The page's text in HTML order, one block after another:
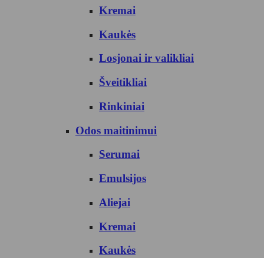
Kremai
Kaukės
Losjonai ir valikliai
Šveitikliai
Rinkiniai
Odos maitinimui
Serumai
Emulsijos
Aliejai
Kremai
Kaukės